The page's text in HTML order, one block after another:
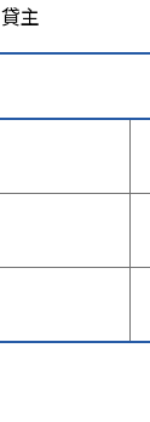
貸主